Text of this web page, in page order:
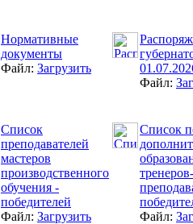
Нормативные
документы
Файл: Загрузить
Файл:
Список
преподавателей
мастеров
производственного
обучения -
победителей
Файл: Загрузить
Список
тренеров-
Файл: